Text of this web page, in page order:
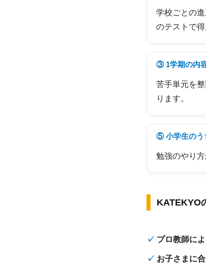
学校ごとの
のテストで得
③ 1学期の内
苦手単元を
ります。
⑤ 小学生のう
勉強のやり方
KATEKYO
プロ教師に
お子さまに